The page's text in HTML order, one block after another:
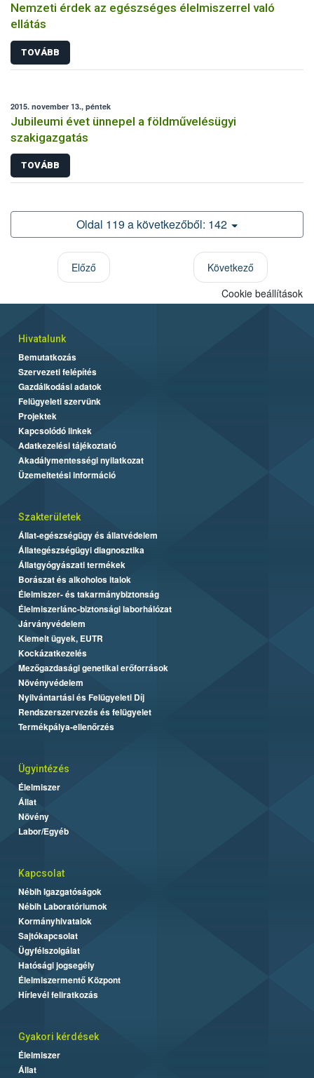
Nemzeti érdek az egészséges élelmiszerrel való
ellátás
TOVÁBB
2015. november 13., péntek
Jubileumi évet ünnepel a földművelésügyi
szakigazgatás
TOVÁBB
Oldal 119 a következőből: 142
Előző
Következő
Cookie beállítások
Hivatalunk
Bemutatkozás
Szervezeti felépítés
Gazdálkodási adatok
Felügyeleti szervünk
Projektek
Kapcsolódó linkek
Adatkezelési tájékoztató
Akadálymentességi nyilatkozat
Üzemeltetési információ
Szakterületek
Állat-egészségügy és állatvédelem
Állategészségügyi diagnosztika
Állatgyógyászati termékek
Borászat és alkoholos italok
Élelmiszer- és takarmánybiztonság
Élelmiszerlánc-biztonsági laborhálózat
Járványvédelem
Kiemelt ügyek, EUTR
Kockázatkezelés
Mezőgazdasági genetikai erőforrások
Növényvédelem
Nyilvántartási és Felügyeleti Díj
Rendszerszervezés és felügyelet
Termékpálya-ellenőrzés
Ügyintézés
Élelmiszer
Állat
Növény
Labor/Egyéb
Kapcsolat
Nébih Igazgatóságok
Nébih Laboratóriumok
Kormányhivatalok
Sajtókapcsolat
Ügyfélszolgálat
Hatósági jogsegély
Élelmiszermentő Központ
Hírlevél feliratkozás
Gyakori kérdések
Élelmiszer
Állat